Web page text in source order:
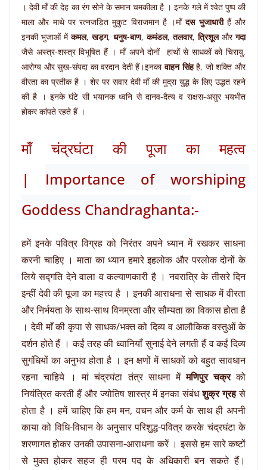
। देवी माँ की देह का रंग सोने के समान चमकीला है । इनके गले में श्वेत पुष्प की
माला और माथे पर रत्नजड़ित मुकुट विराजमान है ।माँदस भुजाधारी हैं और
इनकी भुजाओं मेंकमल, खड़ग, धनुष-बाण,कमंडल,तलवार,त्रिशूलऔरगदा
जैसे अस्त्र-शस्त्र विभूषित हैं । माँ अपने दोनों हाथों से साधकों को चिरायु,
आरोग्य और सुख-संपदा का वरदान देती हैं।इनकावाहन सिंहहै, जो शक्ति और
वीरता का प्रतीक है । शेर पर सवार देवी माँ की मुद्रा युद्ध के लिए उद्धत रहने
की है । इनके घंटे सी भयानक ध्वनि से दानव-दैत्य व राक्षस-असुर भयभीत
होकर कांपते रहते हैं ।
माँ चंद्रघंटा की पूजा का महत्व
| Importance of worshiping
Goddess Chandraghanta:-
हमें इनके पवित्र विग्रह को निरंतर अपने ध्यान में रखकर साधना
करनी चाहिए । माता का ध्यान हमारे इहलोक और परलोक दोनों के
लिये सद्गति देने वाला व कल्याणकारी है । नवरात्रि के तीसरे दिन
इन्हीं देवी की पूजा का महत्त्व है । इनकी आराधना से साधक में वीरता
और निर्भयता के साथ-साथ विनम्रता और सौम्यता का विकास होता है
। देवी माँ की कृपा से साधक/भक्त को दिव्य व आलौकिक वस्तुओं के
दर्शन होते हैं । कईं तरह की ध्वानियाँ सुनाई देने लगती हैं व कईं दिव्य
सुगंधियों का अनुभव होता है । इन क्षणों में साधकों को बहुत सावधान
रहना चाहिये । मां चंद्रघंटा तंत्र साधना मेंमणिपुर चक्रको
नियंत्रित करती हैं और ज्योतिष शास्त्र में इनका संबंधशुक्र ग्रहसे
होता है । हमें चाहिए कि हम मन, वचन और कर्म के साथ ही अपनी
काया को विधि-विधान के अनुसार परिशुद्ध-पवित्र करके चंद्रघंटा के
शरणागत होकर उनकी उपासना-आराधना करें । इससे हम सारे कष्टों
से मुक्त होकर सहज ही परम पद के अधिकारी बन सकते हैं।